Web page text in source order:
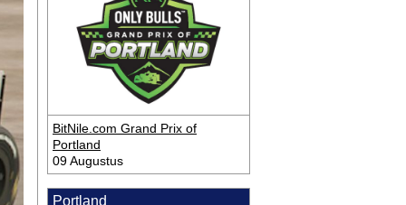
BitNile.com Grand Prix of
Portland
09 Augustus
Portland